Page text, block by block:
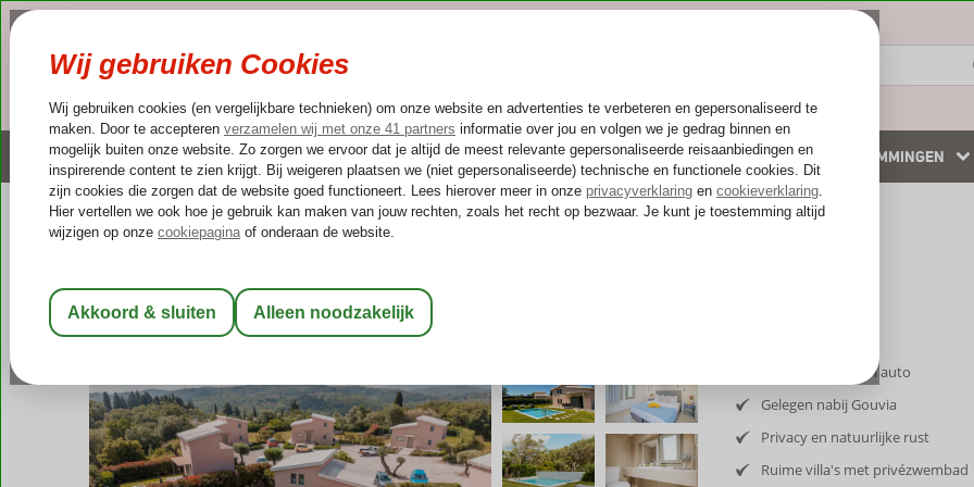
NAZOMER LAST MINUTES ZOMER 2026 WINTERZON BESTEMMINGEN
Altijd inclusief huurauto Kleinschalige & unieke accommodaties Weg van de drukte
Epta Karpi Villas
Logies-Villa
Inclusief vlucht en auto
Gelegen nabij Gouvia
Privacy en natuurlijke rust
Ruime villa's met privézwembad